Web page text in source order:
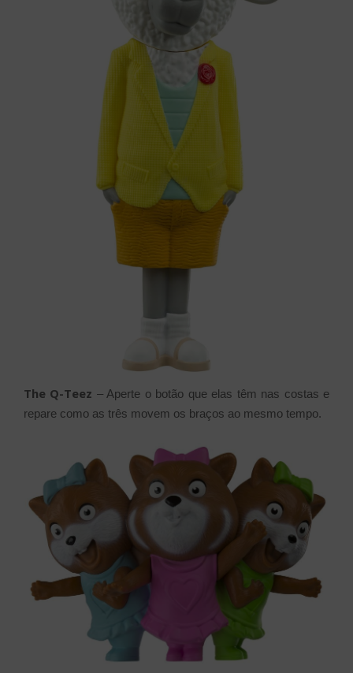
The Q-Teez – Aperte o botão que elas têm nas costas e
repare como as três movem os braços ao mesmo tempo.